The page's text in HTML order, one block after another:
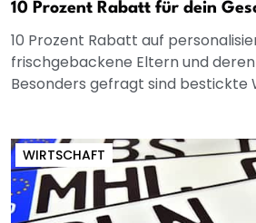
10 Prozent Rabatt für dein
10 Prozent Rabatt auf
frischgebackene Eltern und deren
Besonders gefragt sind bestickte
WIRTSCHAFT